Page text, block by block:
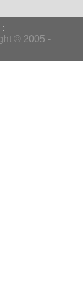
:
© 2005 -